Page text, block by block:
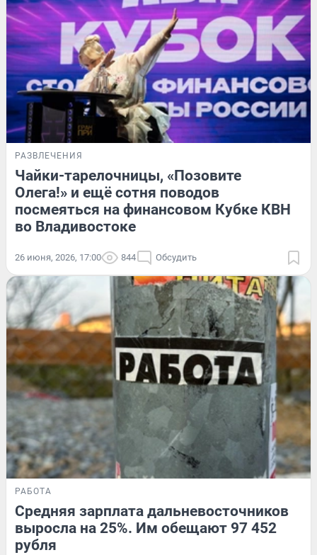
РАЗВЛЕЧЕНИЯ
Чайки-тарелочницы, «Позовите
Олега!» и ещё сотня поводов
посмеяться на финансовом Кубке КВН
во Владивостоке
26 июня, 2026, 17:00 844 Обсудить
РАБОТА
Средняя зарплата дальневосточников
выросла на 25%. Им обещают 97 452
рубля